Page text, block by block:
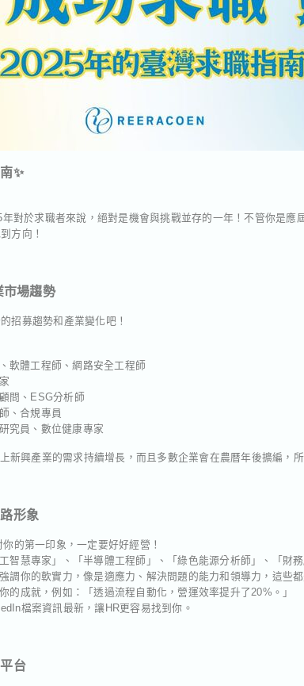
✨
對於求職者來說，絕對是機會與挑戰並存的一年！不管你是應
方向！
場趨勢
招募趨勢和產業變化吧！
軟體工程師、網路安全工程師
問、ESG分析師
、合規專員
究員、數位健康專家
新興產業的需求持續增長，而且多數企業會在農曆年後擴編，
形象
的第一印象，一定要好好經營！
智慧專家」、「半導體工程師」、「綠色能源分析師」、「財
調你的軟實力，像是適應力、解決問題的能力和領導力，這些
的成就，例如：「透過流程自動化，營運效率提升了20%。」
檔案資訊最新，讓HR更容易找到你。
台